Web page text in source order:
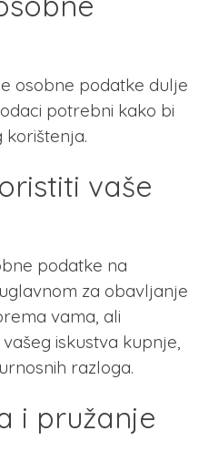
osobne podatke dulje
potrebni kako bi
korištenja.
vaše
podatke na
za obavljanje
vama, ali
iskustva kupnje,
razloga.
i pružanje